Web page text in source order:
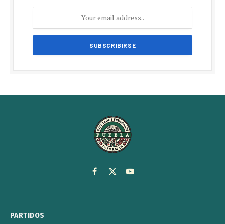
Facebook
X
(Twitter)
YouTube
PARTIDOS